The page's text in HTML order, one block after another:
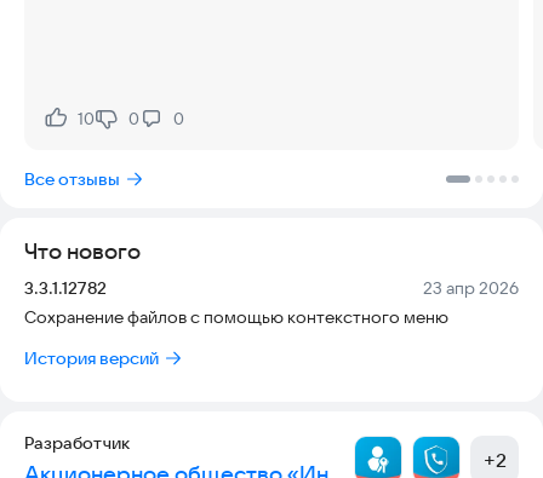
Нравится:
10Не нравится:
0 0
Все отзывы
Что нового
Версия:
3.3.1.12782 Дата:
23 апр 2026
Сохранение файлов с помощью контекстного меню
История версий
Разработчик
+2